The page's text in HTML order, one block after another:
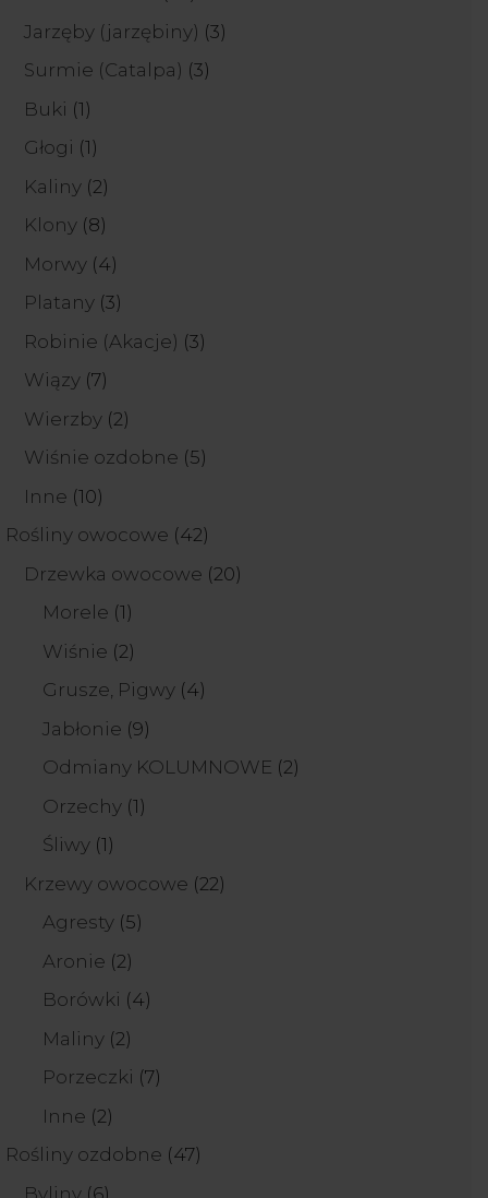
produkty
Jarzęby (jarzębiny) 33
Surmie (Catalpa) 33
Buki 11
produkt
Głogi 11
produkt
Kaliny 22
produkty
Klony 88
produktów
Morwy 44
produkty
Platany 33
produkty
Robinie (Akacje) 33
Wiązy 77
produktów
Wierzby 22
produkty
Wiśnie ozdobne 55
Inne 1010
produktów
Rośliny owocowe 4242
produkty
Drzewka owocowe 2020
Morele 11
produkt
Wiśnie 22
produkty
Grusze, Pigwy 44
Jabłonie 99
produktów
Odmiany KOLUMNOWE 22
Orzechy 11
Śliwy 11
Krzewy owocowe 2222
Agresty 55
Aronie 22
produkty
Borówki 44
Maliny 22
produkty
Porzeczki 77
Inne 22
produkty
Rośliny ozdobne 4747
Byliny 66